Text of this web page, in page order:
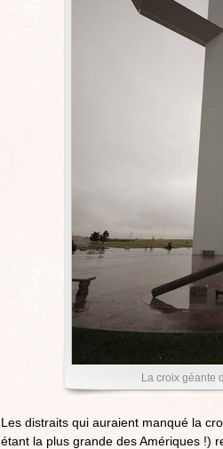
La croix géante
Les distraits qui auraient manqué la
étant la plus grande des Amériques !)